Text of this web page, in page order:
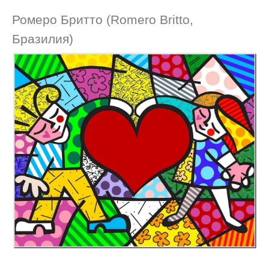
Ромеро Бритто (Romero Britto,
Бразилия)